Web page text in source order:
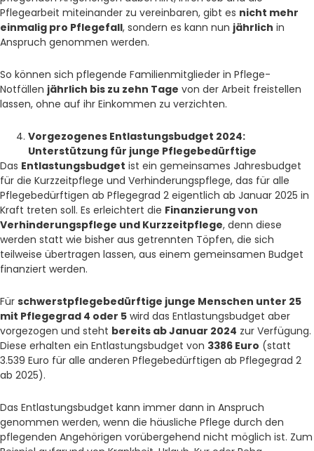
Pflegearbeit miteinander zu vereinbaren, gibt es nicht mehr
einmalig pro Pflegefall, sondern es kann nun jährlich in
Anspruch genommen werden.
So können sich pflegende Familienmitglieder in Pflege-
Notfällen jährlich bis zu zehn Tage von der Arbeit freistellen
lassen, ohne auf ihr Einkommen zu verzichten.
Vorgezogenes Entlastungsbudget 2024:
Unterstützung für junge Pflegebedürftige
Das Entlastungsbudget ist ein gemeinsames Jahresbudget
für die Kurzzeitpflege und Verhinderungspflege, das für alle
Pflegebedürftigen ab Pflegegrad 2 eigentlich ab Januar 2025 in
Kraft treten soll. Es erleichtert die Finanzierung von
Verhinderungspflege und Kurzzeitpflege, denn diese
werden statt wie bisher aus getrennten Töpfen, die sich
teilweise übertragen lassen, aus einem gemeinsamen Budget
finanziert werden.
Für schwerstpflegebedürftige junge Menschen unter 25
mit Pflegegrad 4 oder 5 wird das Entlastungsbudget aber
vorgezogen und steht bereits ab Januar 2024 zur Verfügung.
Diese erhalten ein Entlastungsbudget von 3386 Euro (statt
3.539 Euro für alle anderen Pflegebedürftigen ab Pflegegrad 2
ab 2025).
Das Entlastungsbudget kann immer dann in Anspruch
genommen werden, wenn die häusliche Pflege durch den
pflegenden Angehörigen vorübergehend nicht möglich ist. Zum